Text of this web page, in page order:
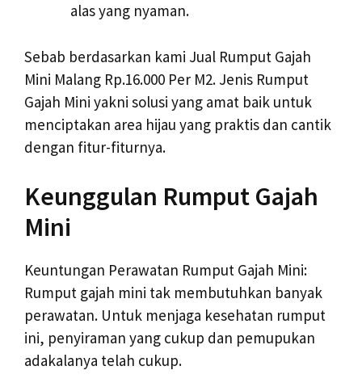
alas yang nyaman.
Sebab berdasarkan kami Jual Rumput Gajah
Mini Malang Rp.16.000 Per M2. Jenis Rumput
Gajah Mini yakni solusi yang amat baik untuk
menciptakan area hijau yang praktis dan cantik
dengan fitur-fiturnya.
Keunggulan Rumput Gajah
Mini
Keuntungan Perawatan Rumput Gajah Mini:
Rumput gajah mini tak membutuhkan banyak
perawatan. Untuk menjaga kesehatan rumput
ini, penyiraman yang cukup dan pemupukan
adakalanya telah cukup.